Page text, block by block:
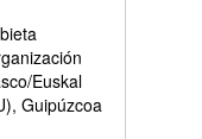
Euskal
Guipúzcoa